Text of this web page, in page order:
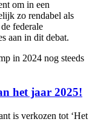
om in een
zo rendabel als
federale
aan in dit debat.
in 2024 nog steeds
het jaar 2025!
is verkozen tot ‘Het